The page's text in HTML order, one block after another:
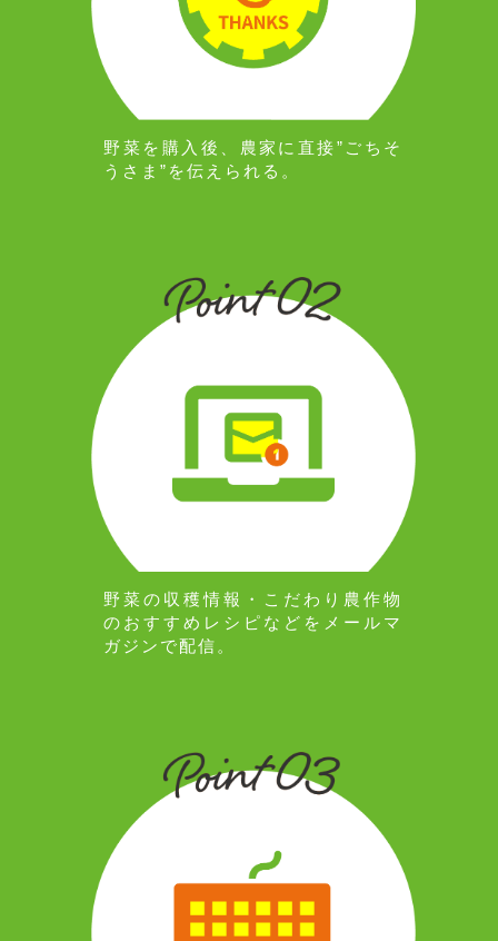
野菜を購入後、農家に直接”ごちそ
うさま”を伝えられる。
野菜の収穫情報・こだわり農作物
のおすすめレシピなどをメールマ
ガジンで配信。